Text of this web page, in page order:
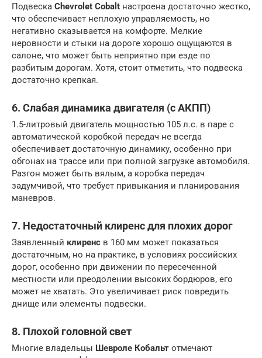
Подвеска Chevrolet Cobalt настроена достаточно жестко,
что обеспечивает неплохую управляемость, но
негативно сказывается на комфорте. Мелкие
неровности и стыки на дороге хорошо ощущаются в
салоне, что может быть неприятно при езде по
разбитым дорогам. Хотя, стоит отметить, что подвеска
достаточно крепкая.
6. Слабая динамика двигателя (с АКПП)
1.5-литровый двигатель мощностью 105 л.с. в паре с
автоматической коробкой передач не всегда
обеспечивает достаточную динамику, особенно при
обгонах на трассе или при полной загрузке автомобиля.
Разгон может быть вялым, а коробка передач
задумчивой, что требует привыкания и планирования
маневров.
7. Недостаточный клиренс для плохих дорог
Заявленный клиренс в 160 мм может показаться
достаточным, но на практике, в условиях российских
дорог, особенно при движении по пересеченной
местности или преодолении высоких бордюров, его
может не хватать. Это увеличивает риск повредить
днище или элементы подвески.
8. Плохой головной свет
Многие владельцы Шевроле Кобальт отмечают